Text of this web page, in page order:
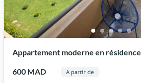
Appartement moderne en résidence
600 MAD A partir de